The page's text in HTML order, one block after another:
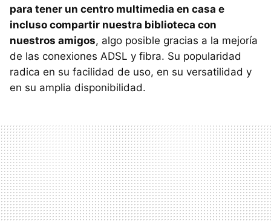
para tener un centro multimedia en casa e
incluso compartir nuestra biblioteca con
nuestros amigos, algo posible gracias a la mejoría
de las conexiones ADSL y fibra. Su popularidad
radica en su facilidad de uso, en su versatilidad y
en su amplia disponibilidad.